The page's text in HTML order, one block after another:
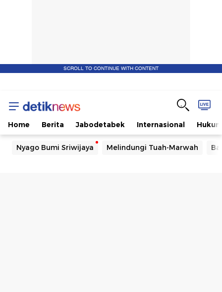
SCROLL TO CONTINUE WITH CONTENT
Home Berita Jabodetabek Internasional Hukum
Nyago Bumi Sriwijaya Melindungi Tuah-Marwah